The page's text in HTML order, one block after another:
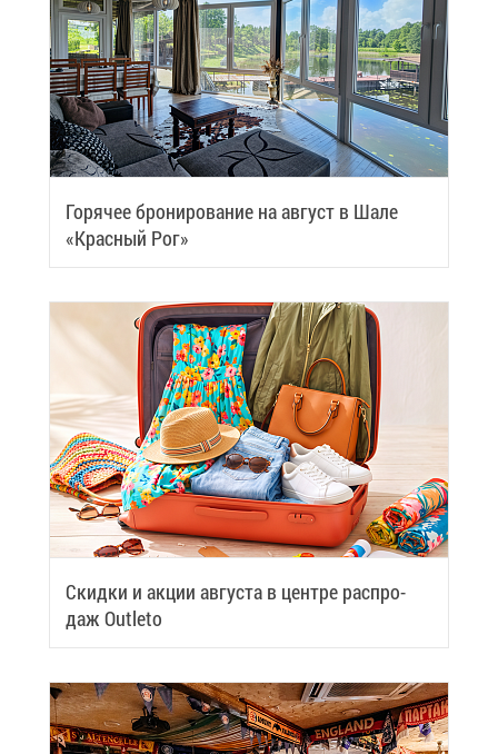
Го­ря­чее бро­ни­ро­ва­ние на ав­густ в Ша­ле
«Крас­ный Рог»
Скид­ки и ак­ции ав­гу­ста в цен­тре рас­про­
даж Outleto